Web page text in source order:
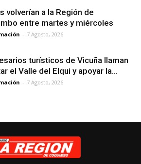
volverían a la Región de
entre martes y miércoles
- 7 Agosto, 2026
turísticos de Vicuña llaman
el Valle del Elqui y apoyar la...
- 7 Agosto, 2026